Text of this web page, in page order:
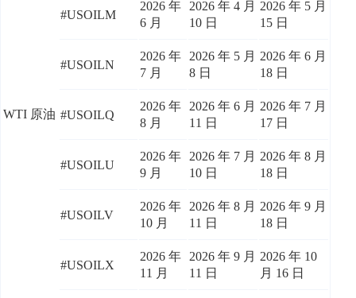
WTI 原油
#USOILM
2026 年
6 月
2026 年 4 月
10 日
2026 年 5 月
15 日
#USOILN
2026 年
7 月
2026 年 5 月
8 日
2026 年 6 月
18 日
#USOILQ
2026 年
8 月
2026 年 6 月
11 日
2026 年 7 月
17 日
#USOILU
2026 年
9 月
2026 年 7 月
10 日
2026 年 8 月
18 日
#USOILV
2026 年
10 月
2026 年 8 月
11 日
2026 年 9 月
18 日
#USOILX
2026 年
11 月
2026 年 9 月
11 日
2026 年 10
月 16 日